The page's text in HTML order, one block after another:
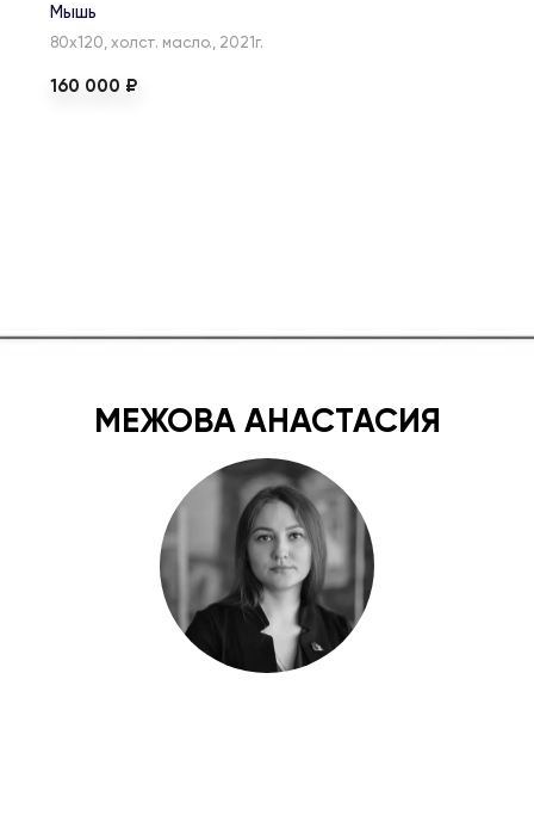
Мышь
80х120, холст. масло., 2021г.
160 000 ₽
МЕЖОВА АНАСТАСИЯ